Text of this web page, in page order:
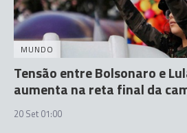
MUNDO
Tensão entre Bolsonaro e
aumenta na reta final da
20 Set 01:00